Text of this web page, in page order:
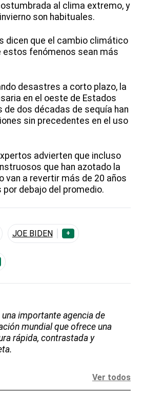
al clima extremo, y
son habituales.
dicen que el cambio climático
estos fenómenos sean más
desastres a corto plazo, la
en el oeste de Estados
de dos décadas de sequía han
sin precedentes en el uso
advierten que incluso
que han azotado la
van a revertir más de 20 años
debajo del promedio.
JOE BIDEN +
una importante agencia de
mundial que ofrece una
rápida, contrastada y
Ver todos